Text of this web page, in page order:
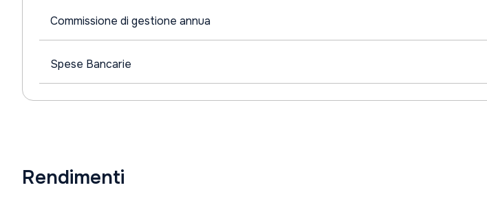
Commissione di gestione annua
Spese Bancarie
Rendimenti